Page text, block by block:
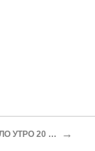
КАКИМ БЫЛО УТРО 20 АВГУСТА! →